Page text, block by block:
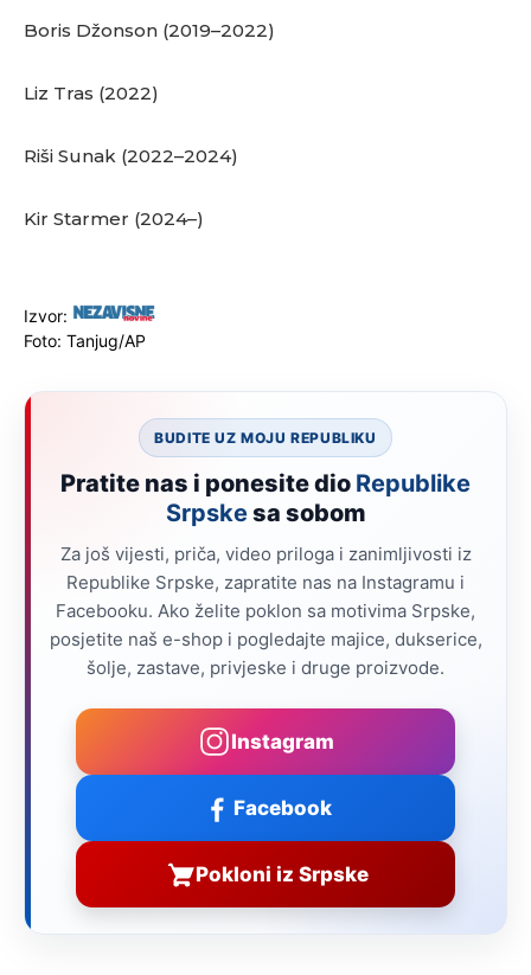
Boris Džonson (2019–2022)
Liz Tras (2022)
Riši Sunak (2022–2024)
Kir Starmer (2024–)
Izvor:
Foto: Tanjug/AP
BUDITE UZ MOJU REPUBLIKU
Pratite nas i ponesite dio Republike
Srpskesa sobom
Za još vijesti, priča, video priloga i zanimljivosti iz
Republike Srpske, zapratite nas na Instagramu i
Facebooku. Ako želite poklon sa motivima Srpske,
posjetite naš e-shop i pogledajte majice, dukserice,
šolje, zastave, privjeske i druge proizvode.
Instagram
Facebook
Pokloni iz Srpske